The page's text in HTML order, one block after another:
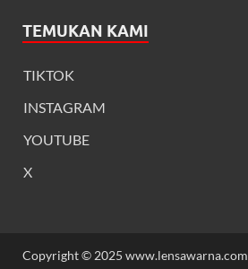
TEMUKAN KAMI
TIKTOK
INSTAGRAM
YOUTUBE
X
Copyright © 2025 www.lensawarna.com